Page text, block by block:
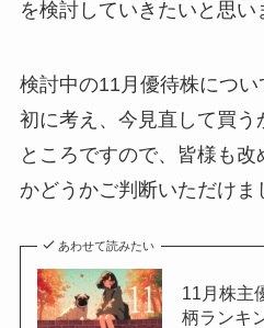
を検討していきたいと思い
検討中の11月優待株につ
初に考え、今見直して買う
ところですので、皆様も改
かどうかご判断いただけま
あわせて読みたい
11月株主
柄ランキ